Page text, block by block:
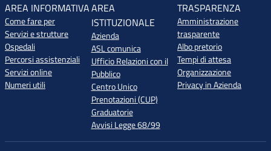
AREA INFORMATIVA
Come fare per
Servizi e strutture
Ospedali
Percorsi assistenziali
Servizi online
Numeri utili
AREA
ISTITUZIONALE
Azienda
ASL comunica
Ufficio Relazioni con il
Pubblico
Centro Unico
Prenotazioni (CUP)
Graduatorie
Avvisi Legge 68/99
TRASPARENZA
Amministrazione
trasparente
Albo pretorio
Tempi di attesa
Organizzazione
Privacy in Azienda